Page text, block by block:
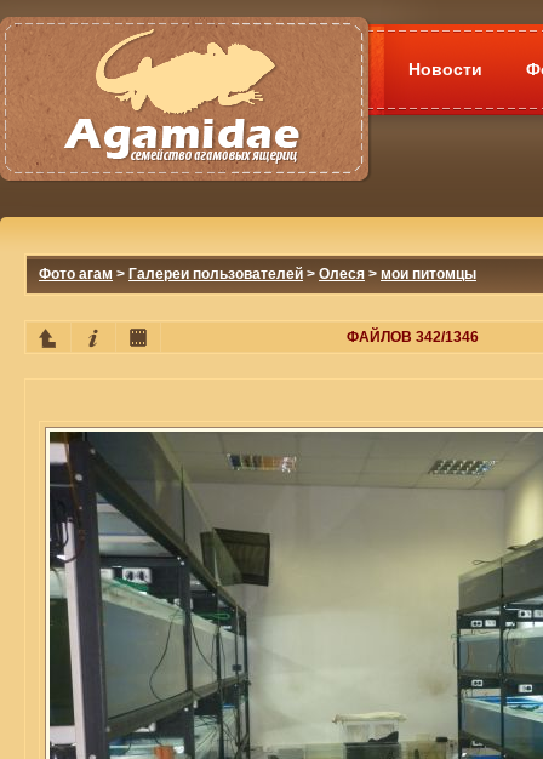
Новости
Фото агам > Галереи пользователей > Олеся > мои питомцы
ФАЙЛОВ 342/1346